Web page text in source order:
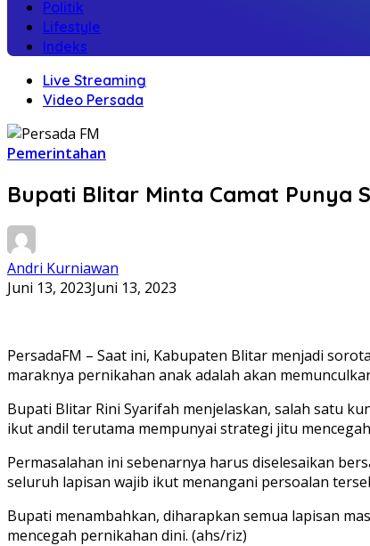
Politik
Lifestyle
Indeks
Live Streaming
Video Persada
Pemerintahan
Bupati Blitar Minta Camat Punya
Andri Kurniawan
Juni 13, 2023Juni 13, 2023
PersadaFM – Saat ini, Kabupaten Blitar menjadi
maraknya pernikahan anak adalah akan
Bupati Blitar Rini Syarifah menjelaskan, salah satu
ikut andil terutama mempunyai strategi jitu
Permasalahan ini sebenarnya harus diselesaikan
seluruh lapisan wajib ikut menangani persoalan
Bupati menambahkan, diharapkan semua lapisan
mencegah pernikahan dini. (ahs/riz)